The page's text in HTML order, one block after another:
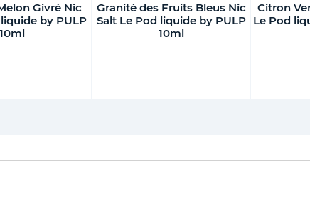
Givré Nic
by PULP
10ml
Granité des Fruits Bleus Nic
Salt Le Pod liquide by PULP
10ml
Citron
Le Pod